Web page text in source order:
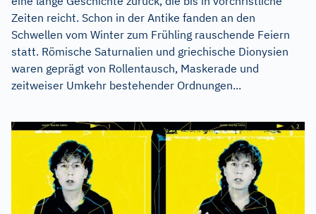
Zeiten reicht. Schon in der Antike fanden an den
Schwellen vom Winter zum Frühling rauschende Feiern
statt. Römische Saturnalien und griechische Dionysien
waren geprägt von Rollentausch, Maskerade und
zeitweiser Umkehr bestehender Ordnungen...